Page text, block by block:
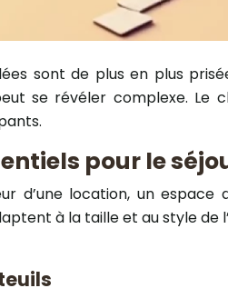
sont de plus en plus
se révéler complexe. Le
pour le
d’une location, un
à la taille et au style